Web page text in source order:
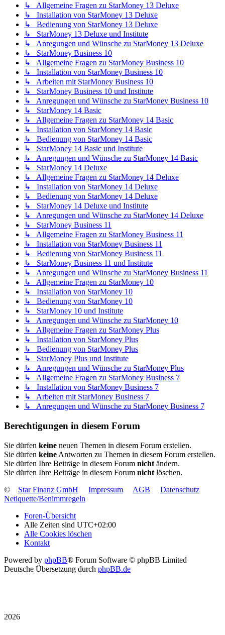
↳ Allgemeine Fragen zu StarMoney 13 Deluxe
↳ Installation von StarMoney 13 Deluxe
↳ Bedienung von StarMoney 13 Deluxe
↳ StarMoney 13 Deluxe und Institute
↳ Anregungen und Wünsche zu StarMoney 13 Deluxe
↳ StarMoney Business 10
↳ Allgemeine Fragen zu StarMoney Business 10
↳ Installation von StarMoney Business 10
↳ Arbeiten mit StarMoney Business 10
↳ StarMoney Business 10 und Institute
↳ Anregungen und Wünsche zu StarMoney Business 10
↳ StarMoney 14 Basic
↳ Allgemeine Fragen zu StarMoney 14 Basic
↳ Installation von StarMoney 14 Basic
↳ Bedienung von StarMoney 14 Basic
↳ StarMoney 14 Basic und Institute
↳ Anregungen und Wünsche zu StarMoney 14 Basic
↳ StarMoney 14 Deluxe
↳ Allgemeine Fragen zu StarMoney 14 Deluxe
↳ Installation von StarMoney 14 Deluxe
↳ Bedienung von StarMoney 14 Deluxe
↳ StarMoney 14 Deluxe und Institute
↳ Anregungen und Wünsche zu StarMoney 14 Deluxe
↳ StarMoney Business 11
↳ Allgemeine Fragen zu StarMoney Business 11
↳ Installation von StarMoney Business 11
↳ Bedienung von StarMoney Business 11
↳ StarMoney Business 11 und Institute
↳ Anregungen und Wünsche zu StarMoney Business 11
↳ Allgemeine Fragen zu StarMoney 10
↳ Installation von StarMoney 10
↳ Bedienung von StarMoney 10
↳ StarMoney 10 und Institute
↳ Anregungen und Wünsche zu StarMoney 10
↳ Allgemeine Fragen zu StarMoney Plus
↳ Installation von StarMoney Plus
↳ Bedienung von StarMoney Plus
↳ StarMoney Plus und Institute
↳ Anregungen und Wünsche zu StarMoney Plus
↳ Allgemeine Fragen zu StarMoney Business 7
↳ Installation von StarMoney Business 7
↳ Arbeiten mit StarMoney Business 7
↳ Anregungen und Wünsche zu StarMoney Business 7
Berechtigungen in diesem Forum
Sie dürfen keine neuen Themen in diesem Forum erstellen.
Sie dürfen keine Antworten zu Themen in diesem Forum erstellen.
Sie dürfen Ihre Beiträge in diesem Forum nicht ändern.
Sie dürfen Ihre Beiträge in diesem Forum nicht löschen.
©
Star Finanz GmbH Impressum AGB
Datenschutz
Netiquette/Benimmregeln
Foren-Übersicht
Alle Zeiten sind UTC+02:00
Alle Cookies löschen
Kontakt
Powered by phpBB® Forum Software © phpBB Limited
Deutsche Übersetzung durch phpBB.de
2026